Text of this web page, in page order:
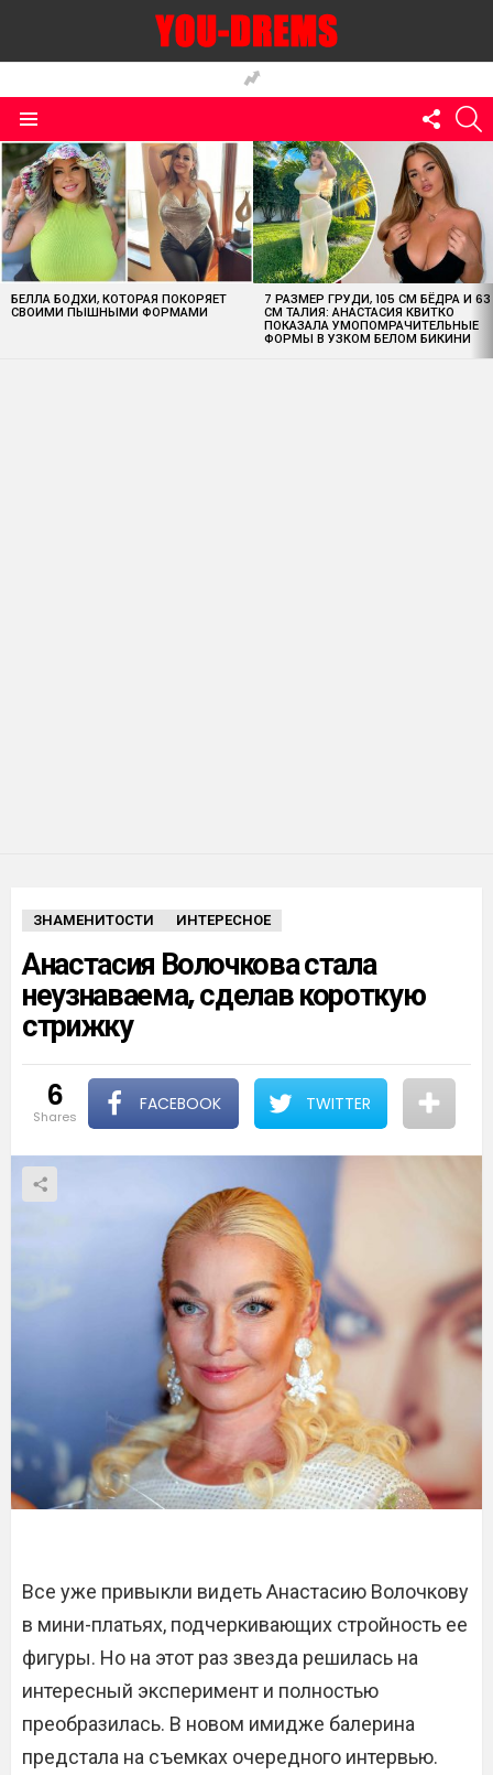
US
MOST
VIEWED
STORIES
БЕЛЛА БОДХИ, КОТОРАЯ ПОКОРЯЕТ
СВОИМИ ПЫШНЫМИ ФОРМАМИ
7 РАЗМЕР ГРУДИ, 105 СМ БЁДРА И 63
СМ ТАЛИЯ: АНАСТАСИЯ КВИТКО
ПОКАЗАЛА УМОПОМРАЧИТЕЛЬНЫЕ
ФОРМЫ В УЗКОМ БЕЛОМ БИКИНИ
ЗНАМЕНИТОСТИ ИНТЕРЕСНОЕ
Анастасия Волочкова стала
неузнаваема, сделав короткую
стрижку
6
shares
FACEBOOK TWITTER
Все уже привыкли видеть Анастасию Волочкову
в мини-платьях, подчеркивающих стройность ее
фигуры. Но на этот раз звезда решилась на
интересный эксперимент и полностью
преобразилась. В новом имидже балерина
предстала на съемках очередного интервью.